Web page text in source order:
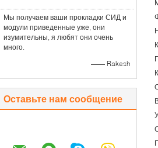
Мы получаем ваши прокладки СИД и
модули приведенные уже, они
изумительны, я любят они очень
много.
—— Rakesh
Оставьте нам сообщение